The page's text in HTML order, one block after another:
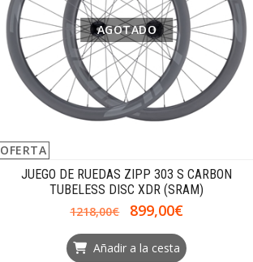
OFERTA
AGOTADO
JUEGO DE RUEDAS ZIPP 303 S CARBON
TUBELESS DISC XDR (SRAM)
1218,00€
899,00€
Añadir a la cesta